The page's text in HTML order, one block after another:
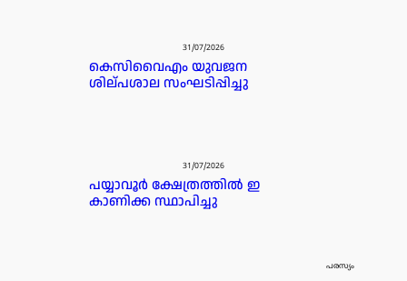
31/07/2026
കെസിവൈഎം യുവജന
ശില്പശാല സംഘടിപ്പിച്ചു
31/07/2026
പയ്യാവൂർ ക്ഷേത്രത്തിൽ ഇ
കാണിക്ക സ്ഥാപിച്ചു
പരസ്യം